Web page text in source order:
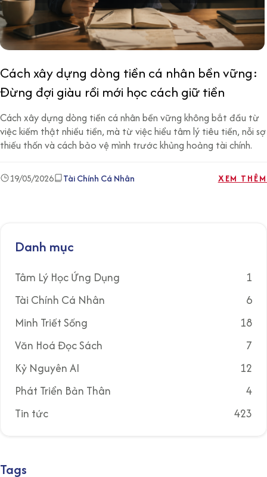
Danh mục
Tâm Lý Học Ứng Dụng
1
Tài Chính Cá Nhân
6
Minh Triết Sống
18
Văn Hoá Đọc Sách
7
Kỷ Nguyên AI
12
Phát Triển Bản Thân
4
Tin tức
423
Tags
Cách xây dựng dòng tiền cá nhân bền vững:
Đừng đợi giàu rồi mới học cách giữ tiền
Cách xây dựng dòng tiền cá nhân bền vững không bắt đầu từ
việc kiếm thật nhiều tiền, mà từ việc hiểu tâm lý tiêu tiền, nỗi sợ
thiếu thốn và cách bảo vệ mình trước khủng hoảng tài chính.
19/05/2026 Tài Chính Cá Nhân XEM THÊM